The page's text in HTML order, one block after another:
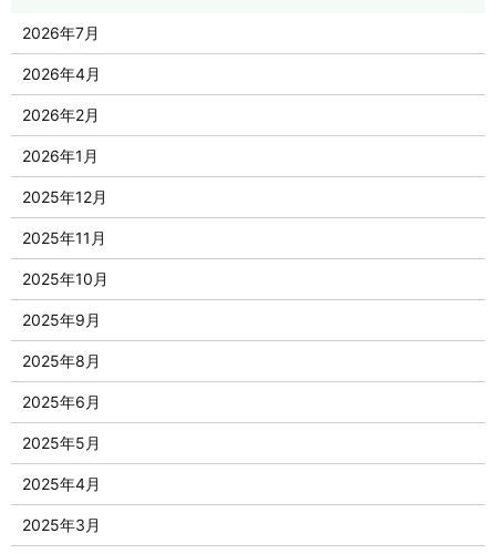
2026年7月
2026年4月
2026年2月
2026年1月
2025年12月
2025年11月
2025年10月
2025年9月
2025年8月
2025年6月
2025年5月
2025年4月
2025年3月